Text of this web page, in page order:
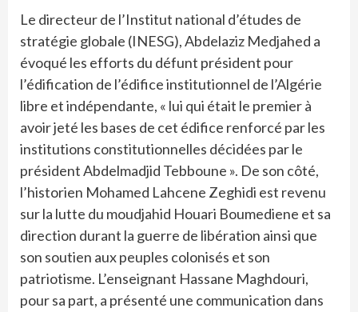
Le directeur de l’Institut national d’études de
stratégie globale (INESG), Abdelaziz Medjahed a
évoqué les efforts du défunt président pour
l’édification de l’édifice institutionnel de l’Algérie
libre et indépendante, « lui qui était le premier à
avoir jeté les bases de cet édifice renforcé par les
institutions constitutionnelles décidées par le
président Abdelmadjid Tebboune ». De son côté,
l’historien Mohamed Lahcene Zeghidi est revenu
sur la lutte du moudjahid Houari Boumediene et sa
direction durant la guerre de libération ainsi que
son soutien aux peuples colonisés et son
patriotisme. L’enseignant Hassane Maghdouri,
pour sa part, a présenté une communication dans